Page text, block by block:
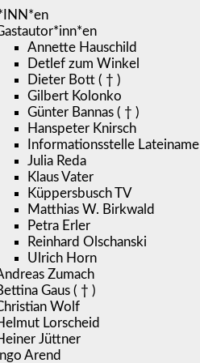
Annette Hauschild
Detlef zum Winkel
Dieter Bott ( † )
Gilbert Kolonko
Günter Bannas ( † )
Hanspeter Knirsch
Informationsstelle
Julia Reda
Klaus Vater
Küppersbusch TV
Matthias W. Birkwald
Petra Erler
Reinhard Olschanski
Ulrich Horn
Zumach
Gaus ( † )
Wolf
Lorscheid
Jüttner
Ingo Arend